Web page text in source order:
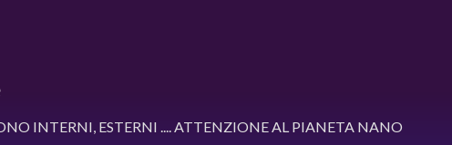
INTERNI, ESTERNI .... ATTENZIONE AL PIANETA NANO